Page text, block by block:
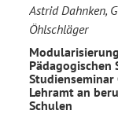
Astrid Dahnken,
Öhlschläger
Pädagogischen
Lehramt an
Schulen